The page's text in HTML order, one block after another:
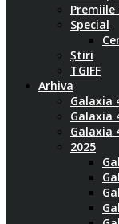
Premiile
Special
Știri
TGIFF
Arhiva
Galaxia
Galaxia
Galaxia
2025